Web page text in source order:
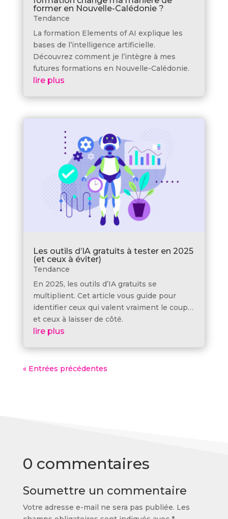
former en Nouvelle-Calédonie ?
Tendance
La formation Elements of AI explique les
bases de l’intelligence artificielle.
Découvrez comment je l’intègre à mes
futures formations en Nouvelle-Calédonie.
lire plus
Les outils d’IA gratuits à tester en 2025
(et ceux à éviter)
Tendance
En 2025, les outils d’IA gratuits se
multiplient. Cet article vous guide pour
identifier ceux qui valent vraiment le coup…
et ceux à laisser de côté.
lire plus
« Entrées précédentes
0 commentaires
Soumettre un commentaire
Votre adresse e-mail ne sera pas publiée. Les